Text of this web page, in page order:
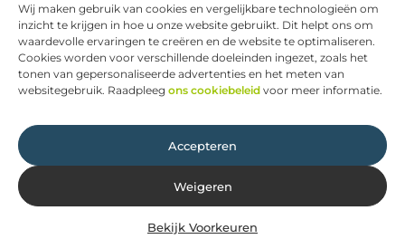
Wij maken gebruik van cookies en vergelijkbare technologieën om
inzicht te krijgen in hoe u onze website gebruikt. Dit helpt ons om
waardevolle ervaringen te creëren en de website te optimaliseren.
Cookies worden voor verschillende doeleinden ingezet, zoals het
tonen van gepersonaliseerde advertenties en het meten van
websitegebruik. Raadpleeg ons cookiebeleid voor meer informatie.
Accepteren
Weigeren
Bekijk Voorkeuren
Kleine verhalen met grote betekenis, geschreven met hart en
ziel.
Bericht categorie
Website index Cookiebeleid (EU)